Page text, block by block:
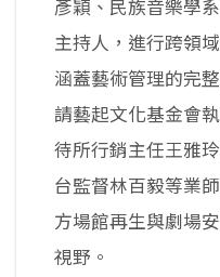
彥穎、民族音樂學
主持人，進行跨領
涵蓋藝術管理的完
請藝起文化基金會
待所行銷主任王雅
台監督林百毅等業
方場館再生與劇場
視野。